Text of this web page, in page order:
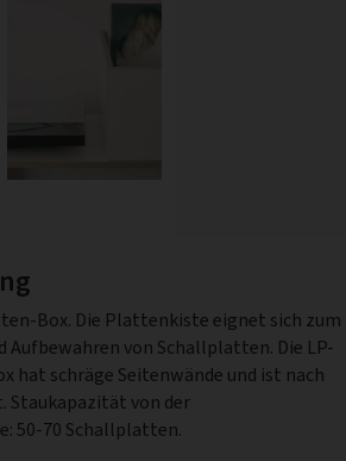
Box. Die Plattenkiste eignet sich zum
Aufbewahren von Schallplatten. Die LP-
hat schräge Seitenwände und ist nach
Staukapazität von der
50-70 Schallplatten.